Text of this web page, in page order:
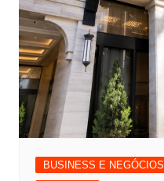
BUSINESS E NEGÓCIOS